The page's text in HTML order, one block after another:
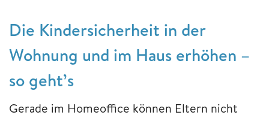
Die Kindersicherheit in der
Wohnung und im Haus erhöhen –
so geht’s
Gerade im Homeoffice können Eltern nicht